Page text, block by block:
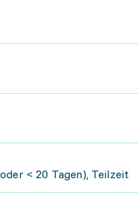
< 20 Tagen), Teilzeit